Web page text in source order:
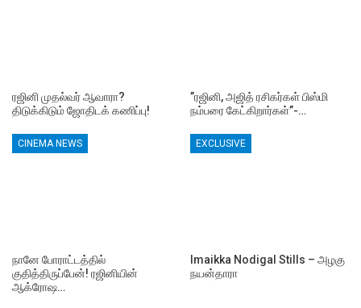
ரஜினி முதல்வர் ஆவாரா?
திடுக்கிடும் ஜோதிடக் கணிப்பு!
”ரஜினி, அஜித் ரசிகர்கள் பிஸ்மி
நம்பரை கேட்கிறார்கள்”-…
CINEMA NEWS
நானே போராட்டத்தில்
குதித்திருப்பேன்! ரஜினியின்
ஆக்ரோஷ…
EXCLUSIVE
Imaikka Nodigal Stills – அழகு
நயன்தாரா